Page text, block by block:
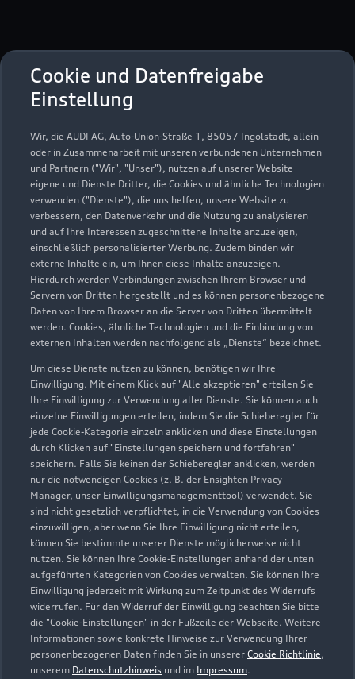
Cookie und Datenfreigabe
Einstellung
Wir, die AUDI AG, Auto-Union-Straße 1, 85057 Ingolstadt, allein
oder in Zusammenarbeit mit unseren verbundenen Unternehmen
und Partnern ("Wir", "Unser"), nutzen auf unserer Website
eigene und Dienste Dritter, die Cookies und ähnliche Technologien
verwenden ("Dienste"), die uns helfen, unsere Website zu
verbessern, den Datenverkehr und die Nutzung zu analysieren
und auf Ihre Interessen zugeschnittene Inhalte anzuzeigen,
einschließlich personalisierter Werbung. Zudem binden wir
externe Inhalte ein, um Ihnen diese Inhalte anzuzeigen.
Hierdurch werden Verbindungen zwischen Ihrem Browser und
Servern von Dritten hergestellt und es können personenbezogene
Daten von Ihrem Browser an die Server von Dritten übermittelt
werden. Cookies, ähnliche Technologien und die Einbindung von
externen Inhalten werden nachfolgend als „Dienste“ bezeichnet.
Um diese Dienste nutzen zu können, benötigen wir Ihre
Einwilligung. Mit einem Klick auf "Alle akzeptieren" erteilen Sie
Ihre Einwilligung zur Verwendung aller Dienste. Sie können auch
einzelne Einwilligungen erteilen, indem Sie die Schieberegler für
jede Cookie-Kategorie einzeln anklicken und diese Einstellungen
durch Klicken auf "Einstellungen speichern und fortfahren"
speichern. Falls Sie keinen der Schieberegler anklicken, werden
nur die notwendigen Cookies (z. B. der Ensighten Privacy
Manager, unser Einwilligungsmanagementtool) verwendet. Sie
sind nicht gesetzlich verpflichtet, in die Verwendung von Cookies
einzuwilligen, aber wenn Sie Ihre Einwilligung nicht erteilen,
können Sie bestimmte unserer Dienste möglicherweise nicht
nutzen. Sie können Ihre Cookie-Einstellungen anhand der unten
aufgeführten Kategorien von Cookies verwalten. Sie können Ihre
Einwilligung jederzeit mit Wirkung zum Zeitpunkt des Widerrufs
widerrufen. Für den Widerruf der Einwilligung beachten Sie bitte
die "Cookie-Einstellungen" in der Fußzeile der Webseite. Weitere
Informationen sowie konkrete Hinweise zur Verwendung Ihrer
personenbezogenen Daten finden Sie in unserer Cookie Richtlinie,
unserem Datenschutzhinweis und im Impressum.
Rudolf-Diesel-Straße 11
52351 Düren
02421 5910200
info@jacobs-dueren.de
Kontaktdaten herunterladen
Öffnungszeiten
Geschlossen
öffnet am Montag 08:30
Service
Geschlossen,öffnet amMontag 07:30
Teile- & Zubehörverkauf
Geschlossen,öffnet amMontag 07:30